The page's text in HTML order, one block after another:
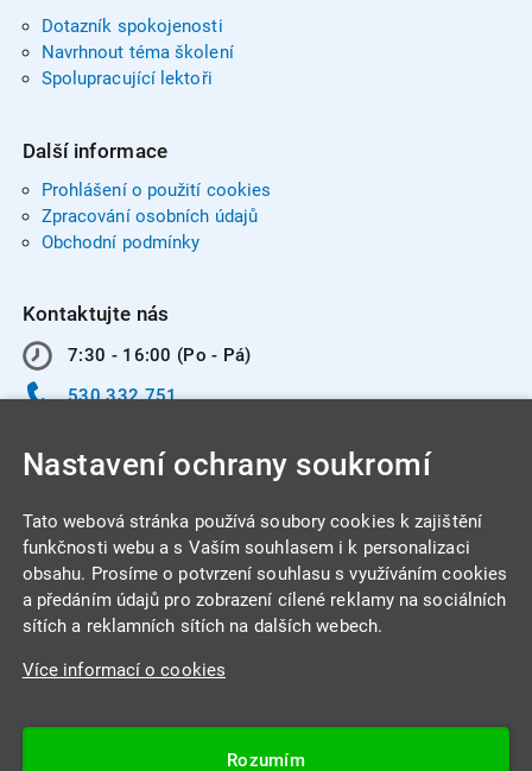
Dotazník spokojenosti
Navrhnout téma školení
Spolupracující lektoři
Další informace
Prohlášení o použití cookies
Zpracování osobních údajů
Obchodní podmínky
Kontaktujte nás
7:30 - 16:00 (Po - Pá)
530 332 751
INTEGRA CENTRUM s.r.o.
Jabloňová 662/7
Datová schránka: 4beca6d
Nastavení ochrany soukromí
Tato webová stránka používá soubory cookies k zajištění
funkčnosti webu a s Vaším souhlasem i k personalizaci
obsahu. Prosíme o potvrzení souhlasu s využíváním cookies
a předáním údajů pro zobrazení cílené reklamy na sociálních
sítích a reklamních sítích na dalších webech.
Více informací o cookies
Rozumím